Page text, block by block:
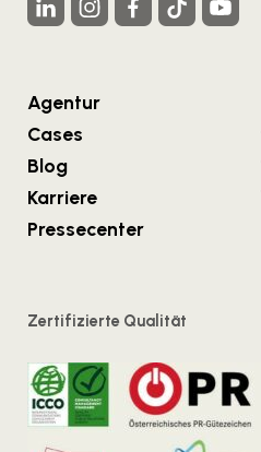
Agentur
Cases
Blog
Karriere
Pressecenter
Zertifizierte Qualität